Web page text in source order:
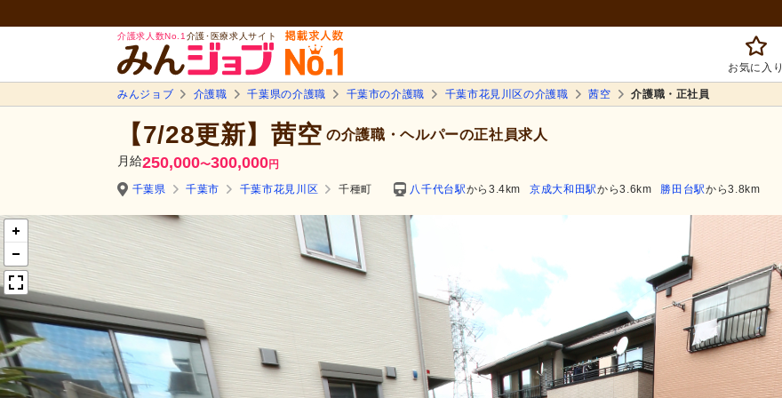
介護求人数No.1 介護･医療求人サイト
お気に入り
みんジョブ 介護職 千葉県の介護職 千葉市の介護職 千葉市花見川区の介護職 茜空 介護職・正社員
【7/28更新】茜空 の介護職・ヘルパーの正社員求人
月給250,000〜300,000円
千葉県 千葉市 千葉市花見川区 千種町 八千代台駅から3.4km 京成大和田駅から3.6km 勝田台駅から3.8km